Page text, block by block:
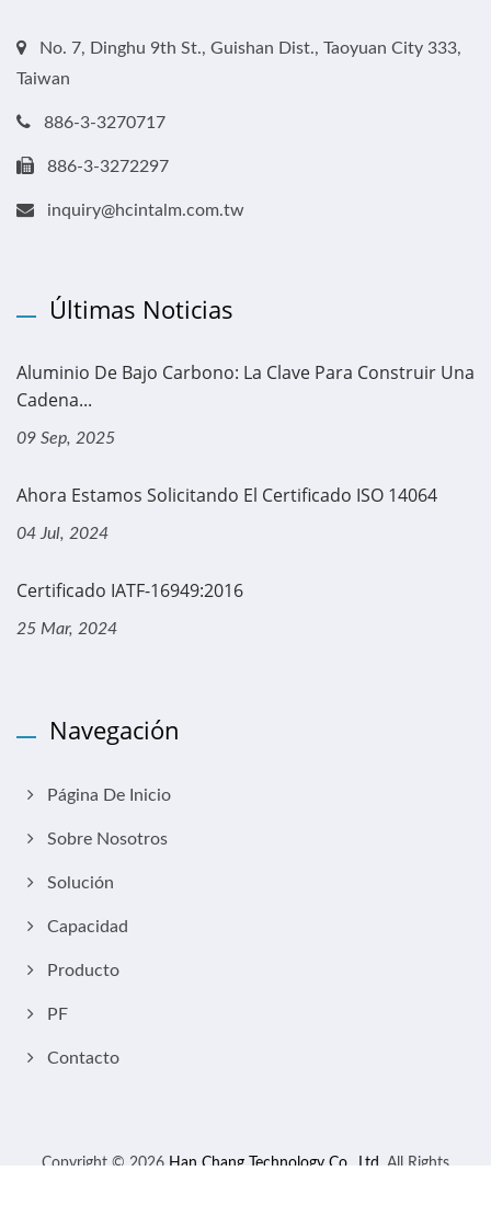
No. 7, Dinghu 9th St., Guishan Dist., Taoyuan City 333,
Taiwan
886-3-3270717
886-3-3272297
inquiry@hcintalm.com.tw
Últimas Noticias
Aluminio De Bajo Carbono: La Clave Para Construir Una
Cadena...
09 Sep, 2025
Ahora Estamos Solicitando El Certificado ISO 14064
04 Jul, 2024
Certificado IATF-16949:2016
25 Mar, 2024
Navegación
Página De Inicio
Sobre Nosotros
Solución
Capacidad
Producto
PF
Contacto
Copyright © 2026 Han Chang Technology Co., Ltd. All Rights